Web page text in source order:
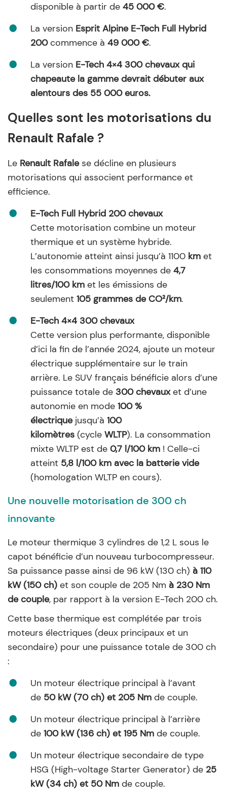
disponible à partir de 45 000 €.
La version Esprit Alpine E-Tech Full Hybrid
200commence à 49 000 €.
La version E-Tech 4×4 300 chevaux qui
chapeaute la gamme devrait débuter aux
alentours des 55 000 euros.
Quelles sont les motorisations du
Renault Rafale ?
Le Renault Rafalese décline en plusieurs
motorisations qui associent performance et
efficience.
E-Tech Full Hybrid 200 chevaux
Cette motorisation combine un moteur
thermique et un système hybride.
L’autonomie atteint ainsi jusqu’à 1100 km et
les consommations moyennes de 4,7
litres/100 km et les émissions de
seulement 105 grammes de CO²/km.
E-Tech 4×4 300 chevaux
Cette version plus performante, disponible
d’ici la fin de l’année 2024, ajoute un moteur
électrique supplémentaire sur le train
arrière. Le SUV français bénéficie alors d’une
puissance totale de 300 chevauxet d’une
autonomie en mode 100 %
électriquejusqu’à 100
kilomètres (cycle WLTP). La consommation
mixte WLTP est de 0,7 l/100 km ! Celle-ci
atteint 5,8 l/100 km avec la batterie vide
(homologation WLTP en cours).
Une nouvelle motorisation de 300 ch
innovante
Le moteur thermique 3 cylindres de 1,2 L sous le
capot bénéficie d’un nouveau turbocompresseur.
Sa puissance passe ainsi de 96 kW (130 ch) à 110
kW (150 ch) et son couple de 205 Nm à 230 Nm
de couple, par rapport à la version E-Tech 200 ch.
Cette base thermique est complétée par trois
moteurs électriques (deux principaux et un
secondaire) pour une puissance totale de 300 ch
:
Un moteur électrique principal à l’avant
de 50 kW (70 ch) et 205 Nm de couple.
Un moteur électrique principal à l’arrière
de 100 kW (136 ch) et 195 Nm de couple.
Un moteur électrique secondaire de type
HSG (High-voltage Starter Generator) de 25
kW (34 ch) et 50 Nm de couple.